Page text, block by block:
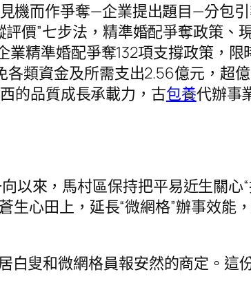
機而作爭奪—企業提出題目—分包
價”七步法，精準婚配爭奪政策、
業精準婚配爭奪132項支撐政策，限
類資金及所需支出2.56億元，超
的品質成長承載力，古包養代辦事
以來，馬村區保持把平易近生關心
生心田上，延長“微網格”辦事效能
白叟和微網格員報安然的商定。這